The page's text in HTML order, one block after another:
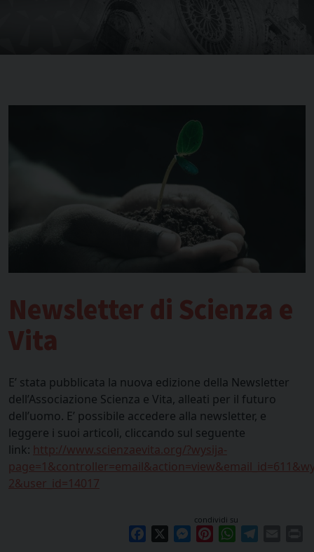
Newsletter di Scienza e
Vita
E’ stata pubblicata la nuova edizione della Newsletter
dell’Associazione Scienza e Vita, alleati per il futuro
dell’uomo. E’ possibile accedere alla newsletter, e
leggere i suoi articoli, cliccando sul seguente
link: http://www.scienzaevita.org/?wysija-
2&user_id=14017
condividi su
Facebook Messenger
PinterestWhatsApp